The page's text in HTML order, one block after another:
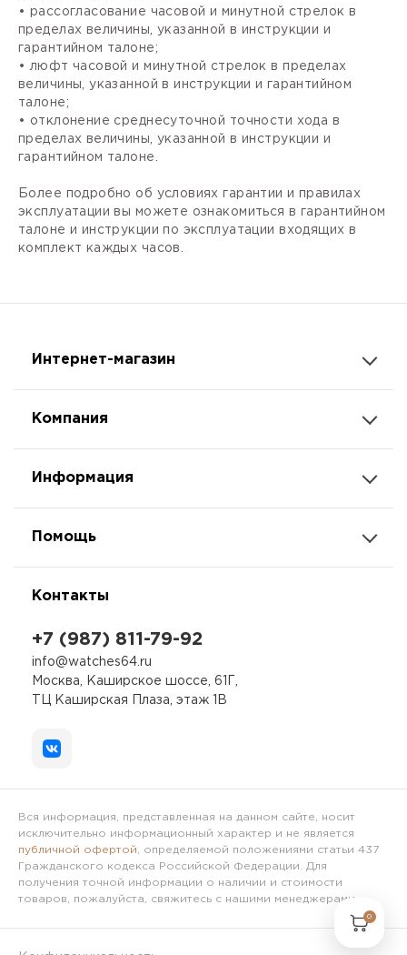
• рассогласование часовой и минутной стрелок в
пределах величины, указанной в инструкции и
гарантийном талоне;
• люфт часовой и минутной стрелок в пределах
величины, указанной в инструкции и гарантийном
талоне;
• отклонение среднесуточной точности хода в
пределах величины, указанной в инструкции и
гарантийном талоне.
Более подробно об условиях гарантии и правилах
эксплуатации вы можете ознакомиться в гарантийном
талоне и инструкции по эксплуатации входящих в
комплект каждых часов.
Интернет-магазин
Компания
Информация
Помощь
Контакты
+7 (987) 811-79-92
info@watches64.ru
Москва, Каширское шоссе, 61Г,
ТЦ Каширская Плаза, этаж 1В
Вся информация, представленная на данном сайте, носит
исключительно информационный характер и не является
публичной офертой , определяемой положениями статьи 437
Гражданского кодекса Российской Федерации. Для
получения точной информации о наличии и стоимости
товаров, пожалуйста, свяжитесь с нашими менеджерами.
0